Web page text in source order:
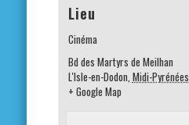
Lieu
Cinéma
Bd des Martyrs de Meilhan
L'Isle-en-Dodon Midi-Pyrénées
+ Google Map